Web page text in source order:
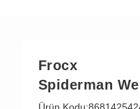
Frocx
Spiderman